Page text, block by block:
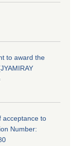
to award the
acceptance to
Number: